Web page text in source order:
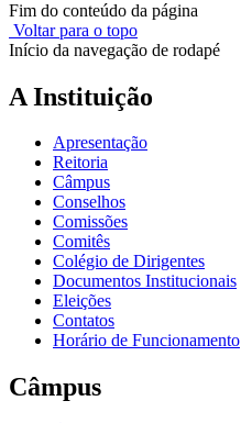
Fim do conteúdo da página
Voltar para o topo
Início da navegação de rodapé
A Instituição
Apresentação
Reitoria
Câmpus
Conselhos
Comissões
Comitês
Colégio de Dirigentes
Documentos Institucionais
Eleições
Contatos
Horário de Funcionamento
Câmpus